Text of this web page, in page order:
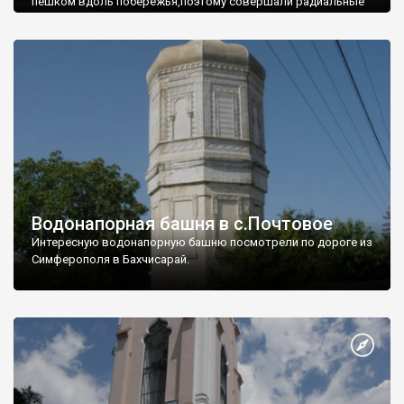
Водонапорная башня в с.Почтовое
Интересную водонапорную башню посмотрели по дороге из
Симферополя в Бахчисарай.